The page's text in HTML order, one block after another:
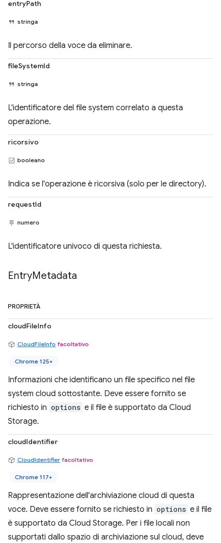
entryPath
stringa
Il percorso della voce da eliminare.
fileSystemId
stringa
L'identificatore del file system correlato a questa
operazione.
ricorsivo
booleano
Indica se l'operazione è ricorsiva (solo per le directory).
requestId
numero
L'identificatore univoco di questa richiesta.
EntryMetadata
PROPRIETÀ
cloudFileInfo
CloudFileInfo facoltativo
Chrome 125+
Informazioni che identificano un file specifico nel file
system cloud sottostante. Deve essere fornito se
richiesto in options e il file è supportato da Cloud
Storage.
cloudIdentifier
CloudIdentifier facoltativo
Chrome 117+
Rappresentazione dell'archiviazione cloud di questa
voce. Deve essere fornito se richiesto in options e il file
è supportato da Cloud Storage. Per i file locali non
supportati dallo spazio di archiviazione sul cloud, deve